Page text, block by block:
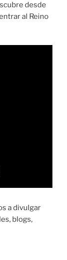
desde
al Reino
a divulgar
blogs,